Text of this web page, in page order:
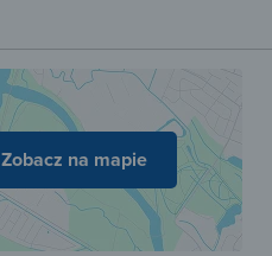
Zobacz na mapie